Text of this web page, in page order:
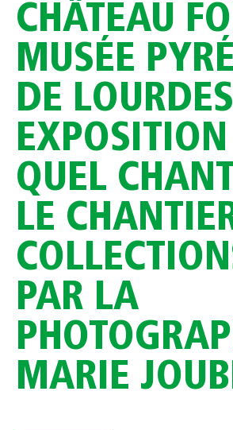
CHÂTEAU
MUSÉE
DE
QUEL
LE
PAR LA
MARIE